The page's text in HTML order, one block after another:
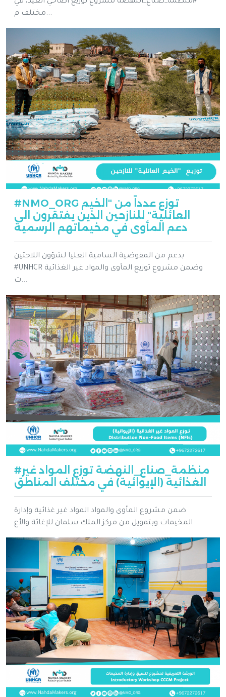
مختلف م...
#NMO_ORG توزع عدداً من "الخيم
العائلية" للنازحين الذين يفتقرون الى
دعم المأوى في مخيماتهم الرسمية
بدعم من المفوضية السامية العليا لشؤون اللاجئين
#UNHCR وضمن مشروع توزيع المأوى والمواد غير الغذائية
ت...
#منظمة_صناع_النهضة توزع المواد غير
الغذائية (الإيوائية) في مختلف المناطق
ضمن مشروع المأوى والمواد المواد غير غذائية وإدارة
المخيمات وبتمويل من مركز الملك سلمان للإغاثة والأع...